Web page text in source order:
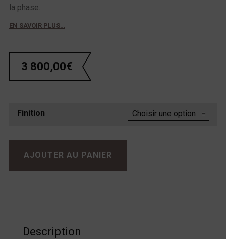
la phase.
EN SAVOIR PLUS…
3 800,00€
Finition
quantité de Lavardin ISx Référence
AJOUTER AU PANIER
Description